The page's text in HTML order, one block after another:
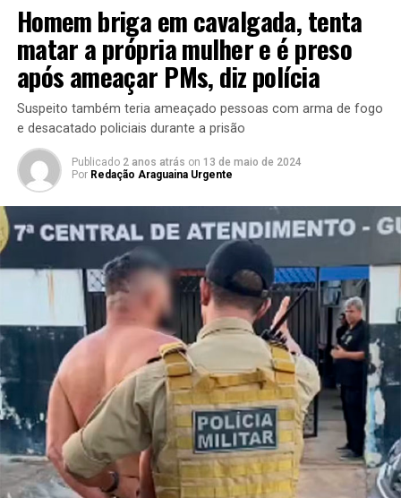
Homem briga em cavalgada, tenta
matar a própria mulher e é preso
após ameaçar PMs, diz polícia
Suspeito também teria ameaçado pessoas com arma de fogo
e desacatado policiais durante a prisão
Publicado 2 anos atrás on 13 de maio de 2024
Por Redação Araguaina Urgente